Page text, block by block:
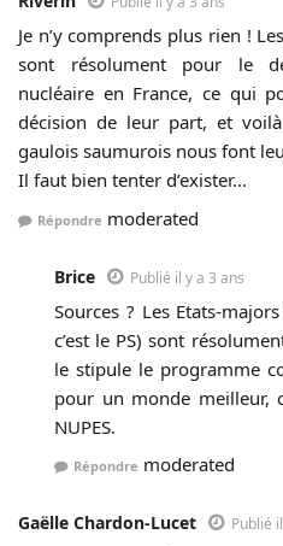
Je n’y comprends plus rien !
sont résolument pour le
nucléaire en France, ce qui
décision de leur part, et
gaulois saumurois nous font
Il faut bien tenter d’exister…
Répondre moderated
Brice Publié il y a 3 ans
Sources ? Les Etats-
c’est le PS) sont
le stipule le programme
pour un monde meilleur,
NUPES.
Répondre moderated
Gaëlle Chardon-Lucet Publié